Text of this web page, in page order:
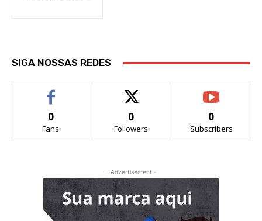
SIGA NOSSAS REDES
0
Fans
0
Followers
0
Subscribers
- Advertisement -